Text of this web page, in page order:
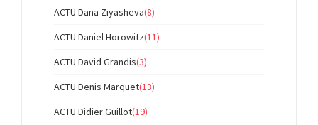
ACTU Dana Ziyasheva(8)
ACTU Daniel Horowitz(11)
ACTU David Grandis(3)
ACTU Denis Marquet(13)
ACTU Didier Guillot(19)